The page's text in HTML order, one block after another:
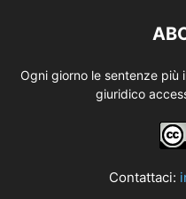
Ogni giorno le sentenze più
giuridico
Contattaci: